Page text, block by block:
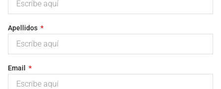
Apellidos
Email